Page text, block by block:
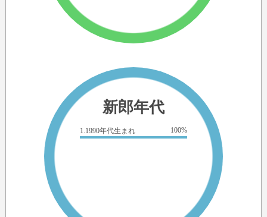
新郎年代
1.1990年代生まれ 100%